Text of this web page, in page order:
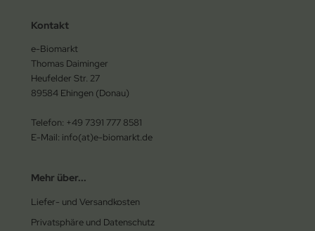
Kontakt
e-Biomarkt
Thomas Daiminger
Heufelder Str. 27
89584 Ehingen (Donau)
Telefon: +49 7391 777 8581
E-Mail: info(at)e-biomarkt.de
Mehr über...
Liefer- und Versandkosten
Privatsphäre und Datenschutz